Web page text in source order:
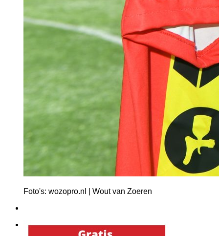
Foto's: wozopro.nl | Wout van Zoeren